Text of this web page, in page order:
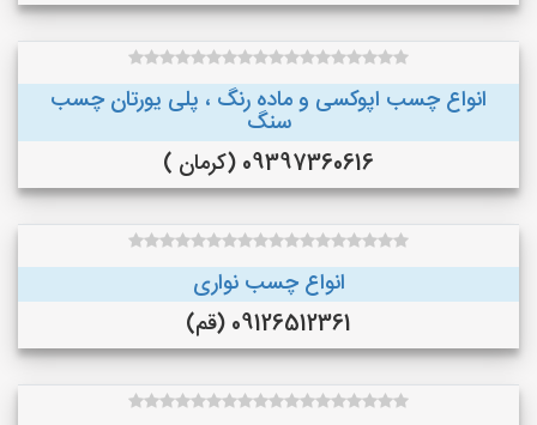
انواع چسب اپوکسی و ماده رنگ ، پلی یورتان چسب
سنگ
09397360616 (کرمان )
انواع چسب نواری
09126512361 (قم)